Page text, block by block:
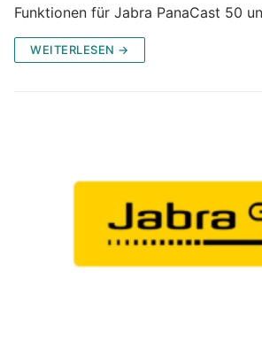
Funktionen für Jabra PanaCast 50
WEITERLESEN →